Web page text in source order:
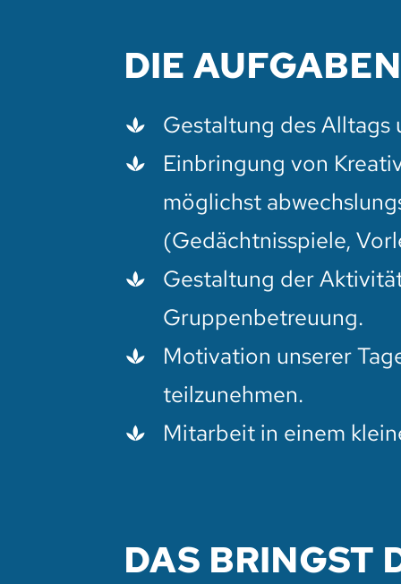
DIE
Gestaltung des Alltags
Einbringung von
möglichst
(Gedächtnisspiele,
Gestaltung der
Gruppenbetreuung.
Motivation unserer
teilzunehmen.
Mitarbeit in einem
DAS BRINGST